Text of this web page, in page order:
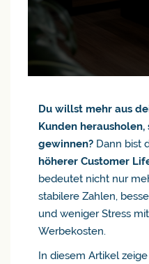
Du willst mehr aus
Kunden
gewinnen? Dann bist
höherer Customer
bedeutet nicht nur
stabilere Zahlen,
und weniger Stress
Werbekosten.
In diesem Artikel